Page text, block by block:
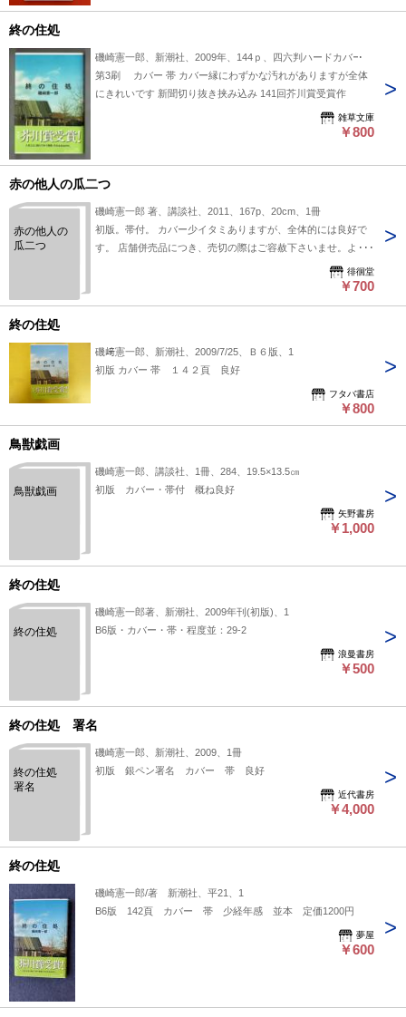
終の住処
磯崎憲一郎、新潮社、2009年、144ｐ、四六判ハードカバー
第3刷 カバー 帯 カバー縁にわずかな汚れがありますが全体
にきれいです 新聞切り抜き挟み込み 141回芥川賞受賞作
雑草文庫
￥800
赤の他人の瓜二つ
赤の他人の
瓜二つ
磯崎憲一郎 著、講談社、2011、167p、20cm、1冊
初版。帯付。 カバー少イタミありますが、全体的には良好で
す。 店舗併売品につき、売切の際はご容赦下さいませ。よろ
徘徊堂
￥700
終の住処
磯﨑憲一郎、新潮社、2009/7/25、Ｂ６版、1
初版 カバー 帯 １４２頁 良好
フタバ書店
￥800
鳥獣戯画
鳥獣戯画
磯崎憲一郎、講談社、1冊、284、19.5×13.5㎝
初版 カバー・帯付 概ね良好
矢野書房
￥1,000
終の住処
終の住処
磯崎憲一郎著、新潮社、2009年刊(初版)、1
B6版・カバー・帯・程度並：29-2
浪曼書房
￥500
終の住処 署名
終の住処
署名
磯崎憲一郎、新潮社、2009、1冊
初版 銀ペン署名 カバー 帯 良好
近代書房
￥4,000
終の住処
磯崎憲一郎/著 新潮社、平21、1
B6版 142頁 カバー 帯 少経年感 並本 定価1200円
夢屋
￥600